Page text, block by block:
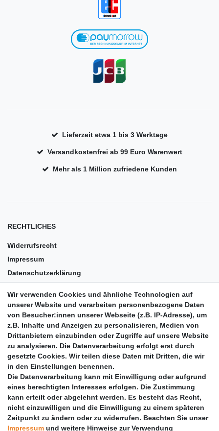
Lieferzeit etwa 1 bis 3 Werktage
Versandkostenfrei ab 99 Euro Warenwert
Mehr als 1 Million zufriedene Kunden
RECHTLICHES
Widerrufsrecht
Impressum
Datenschutzerklärung
Barrierefreiheit
Anleitungen
Vertrag widerrufen
PARTNER
DHL
GLS
PaketPLUS
Wir verwenden Cookies und ähnliche Technologien auf
unserer Website und verarbeiten personenbezogene Daten
von Besucher:innen unserer Webseite (z.B. IP-Adresse), um
z.B. Inhalte und Anzeigen zu personalisieren, Medien von
Drittanbietern einzubinden oder Zugriffe auf unsere Website
zu analysieren. Die Datenverarbeitung erfolgt erst durch
gesetzte Cookies. Wir teilen diese Daten mit Dritten, die wir
in den Einstellungen benennen.
Die Datenverarbeitung kann mit Einwilligung oder aufgrund
eines berechtigten Interesses erfolgen. Die Zustimmung
kann erteilt oder abgelehnt werden. Es besteht das Recht,
nicht einzuwilligen und die Einwilligung zu einem späteren
Zeitpunkt zu ändern oder zu widerrufen. Beachten Sie unser
Impressum und weitere Hinweise zur Verwendung